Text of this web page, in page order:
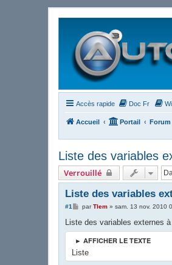
Accès rapide Doc Fr
Accueil Portail Forum
Liste des variables
Verrouillé
Liste des variables
#1
M
s
g
e
parTlem» sam. 13 nov. 2010
Liste des variables externes
► AFFICHER LE TEXTE
Liste